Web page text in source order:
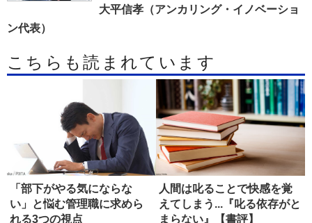
大平信孝（アンカリング・イノベーショ
ン代表）
こちらも読まれています
「部下がやる気にならな
い」と悩む管理職に求めら
れる3つの視点
人間は叱ることで快感を覚
えてしまう...『叱る依存がと
まらない』【書評】